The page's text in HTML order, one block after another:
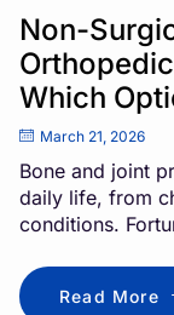
Non-
Which
March 21, 2026
Bone and joint
daily life, from
conditions.
Read More